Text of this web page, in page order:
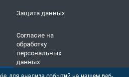
Защита данных
Согласие на
обработку
персональных
данных